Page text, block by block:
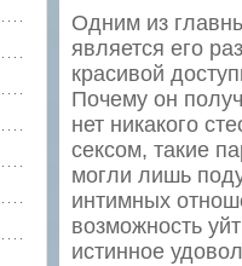
Одним из
является его
красивой
Почему он
нет никакого
сексом, такие
могли лишь
интимных
возможность
истинное